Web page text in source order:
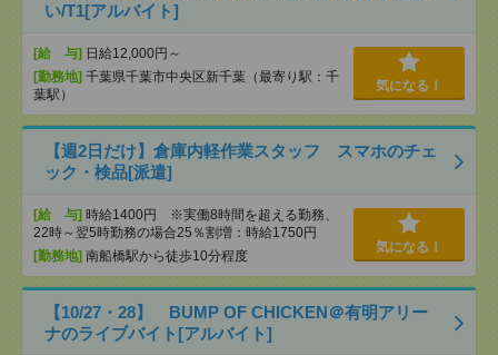
い/T1[アルバイト]
[給 与] 日給12,000円～
[勤務地] 千葉県千葉市中央区新千葉（最寄り駅：千
葉駅）
気になる！
【週2日だけ】倉庫内軽作業スタッフ スマホのチェ
ック・検品[派遣]
[給 与] 時給1400円 ※実働8時間を超える勤務、
22時～翌5時勤務の場合25％割増：時給1750円
[勤務地] 南船橋駅から徒歩10分程度
気になる！
【10/27・28】 BUMP OF CHICKEN＠有明アリー
ナのライブバイト[アルバイト]